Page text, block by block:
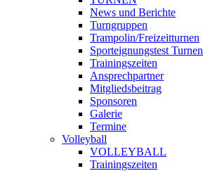
News und Berichte
Turngruppen
Trampolin/Freizeitturnen
Sporteignungstest Turnen
Trainingszeiten
Ansprechpartner
Mitgliedsbeitrag
Sponsoren
Galerie
Termine
Volleyball
VOLLEYBALL
Trainingszeiten